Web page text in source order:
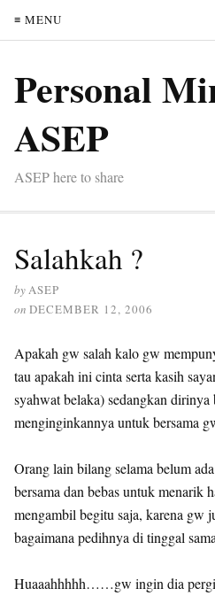
≡ MENU
Personal
ASEP
ASEP here to share
Salahkah ?
byASEP
on DECEMBER 12, 2006
Apakah gw salah kalo gw
tau apakah ini cinta serta kasih
syahwat belaka) sedangkan
menginginkannya untuk bersama
Orang lain bilang selama belum
bersama dan bebas untuk menarik
mengambil begitu saja, karena gw
bagaimana pedihnya di tinggal
Huaaahhhhh……gw ingin dia